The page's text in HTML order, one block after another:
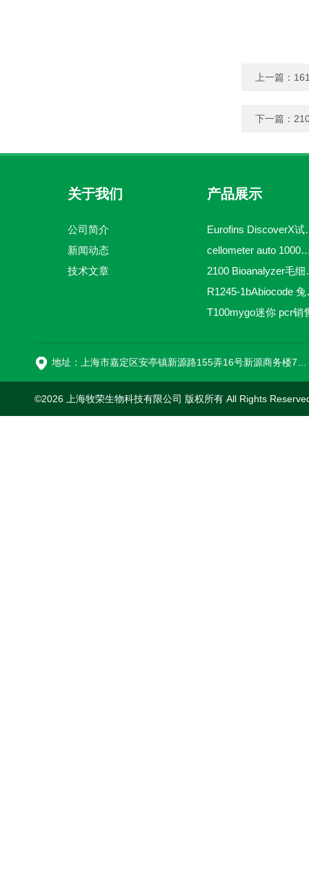
上一篇：
下一篇：
关于我们
公司简介
新闻动态
技术文章
产品展示
cellometer auto 1000全自
2100
T100mygo迷你 pcr销
©2026 上海牧荣生物科技有限公司 版权所有 All Rights